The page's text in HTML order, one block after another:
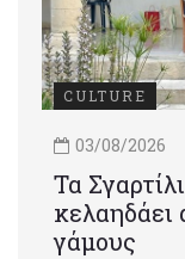
CULTURE
03/08/2026
Τα
κελαηδάει
γάμους